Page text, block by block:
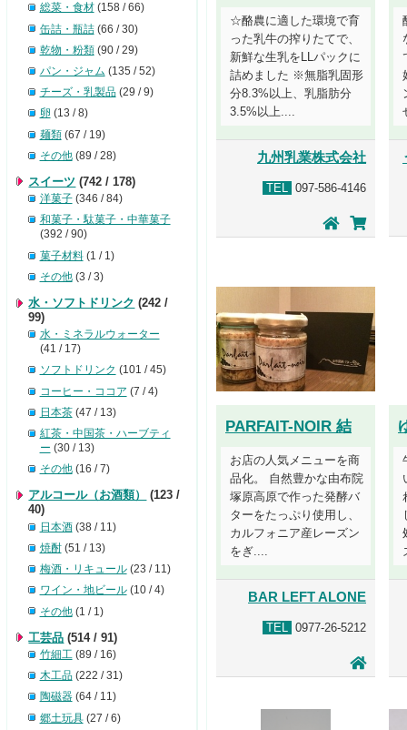
☆酪農に適した環境で育
った乳牛の搾りたてで、
新鮮な生乳をLLパックに
詰めました ※無脂乳固形
分8.3%以上、乳脂肪分
3.5%以上....
九州乳業株式会社
TEL 097-586-4146
PARFAIT-NOIR 結
お店の人気メニューを商
品化。 自然豊かな由布院
塚原高原で作った発酵バ
ターをたっぷり使用し、
カルフォニア産レーズン
をぎ....
BAR LEFT ALONE
TEL 0977-26-5212
総菜・食材(158 / 66)
缶詰・瓶詰(66 / 30)
乾物・粉類(90 / 29)
パン・ジャム (135 / 52)
チーズ・乳製品(29 / 9)
卵 (13 / 8)
麺類(67 / 19)
その他(89 / 28)
スイーツ (742 / 178)
洋菓子(346 / 84)
和菓子・駄菓子・中華菓子
(392 / 90)
菓子材料(1 / 1)
その他(3 / 3)
水・ソフトドリンク (242 /
99)
水・ミネラルウォーター
(41 / 17)
ソフトドリンク (101 / 45)
コーヒー・ココア (7 / 4)
日本茶(47 / 13)
紅茶・中国茶・ハーブティ
ー (30 / 13)
その他(16 / 7)
アルコール（お酒類）
(123 /
40)
日本酒(38 / 11)
焼酎(51 / 13)
梅酒・リキュール(23 / 11)
ワイン・地ビール(10 / 4)
その他(1 / 1)
工芸品 (514 / 91)
竹細工(89 / 16)
木工品(222 / 31)
陶磁器(64 / 11)
郷土玩具(27 / 6)